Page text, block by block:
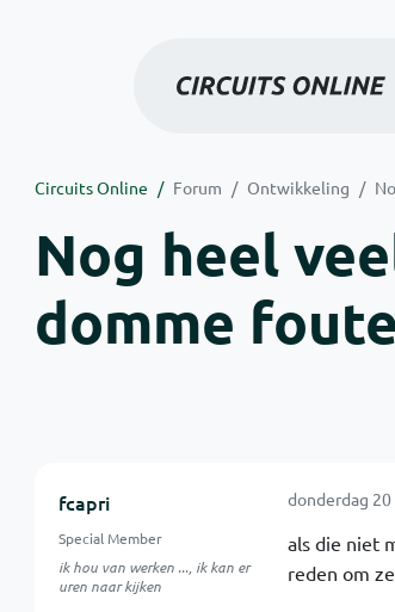
Circuits Online Forum Ontwikkeling
Nog heel
domme
fcapri
Special Member
ik hou van werken ..., ik kan er
uren naar kijken
donderdag
als die niet
reden om